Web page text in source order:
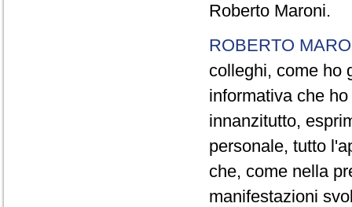
Roberto Maroni.
ROBERTO
colleghi, come ho
informativa che
innanzitutto,
personale, tutto
che, come nella
manifestazioni